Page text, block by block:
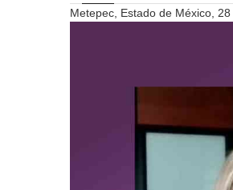
Metepec, Estado de México,